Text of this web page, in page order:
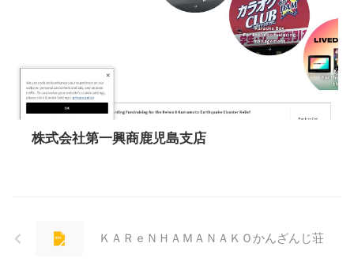
株式会社第一興商鹿児島支店
ＫＡＲｅＮＨＡＭＡＮＡＫＯかんざんじ荘